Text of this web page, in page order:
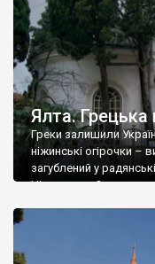
Ялта.
Греки залишили
ніжинські огірочки –
загублений у
Ніжин греки?